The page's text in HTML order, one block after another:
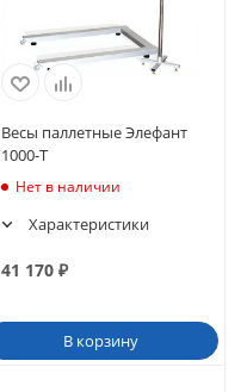
Весы паллетные Элефант
1000-Т
Нет в наличии
Характеристики
41 170₽
В корзину